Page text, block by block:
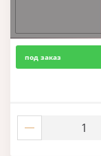
под заказ